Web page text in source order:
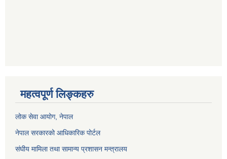
महत्वपूर्ण लिङ्कहरु
लोक सेवा आयोग, नेपाल
नेपाल सरकारको आधिकारिक पोर्टल
संघीय मामिला तथा सामान्य प्रशासन मन्त्रालय